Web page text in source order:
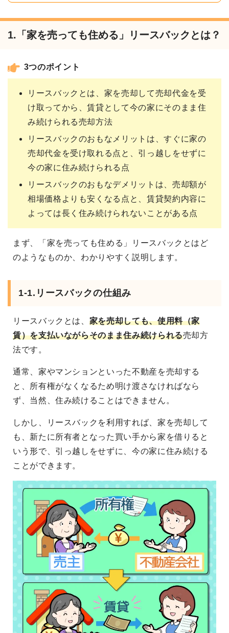
1.「家を売っても住める」リースバックとは？
3つのポイント
リースバックとは、家を売却して売却代金を受
け取ってから、賃貸として今の家にそのまま住
み続けられる売却方法
リースバックのおもなメリットは、すぐに家の
売却代金を受け取れる点と、引っ越しをせずに
今の家に住み続けられる点
リースバックのおもなデメリットは、売却額が
相場価格よりも安くなる点と、賃貸契約内容に
よっては長く住み続けられないことがある点
まず、「家を売っても住める」リースバックとはど
のようなものか、わかりやすく説明します。
1-1.リースバックの仕組み
リースバックとは、 家を売却しても、使用料（家
賃）を支払いながらそのまま住み続けられる売却方
法です。
通常、家やマンションといった不動産を売却する
と、所有権がなくなるため明け渡さなければなら
ず、当然、住み続けることはできません。
しかし、リースバックを利用すれば、家を売却して
も、新たに所有者となった買い手から家を借りると
いう形で、引っ越しをせずに、今の家に住み続ける
ことができます。